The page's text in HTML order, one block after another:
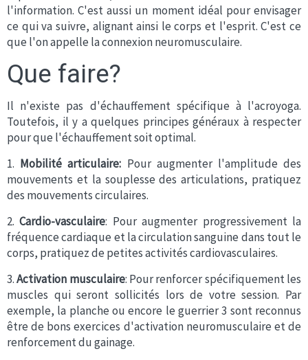
l'information. C'est aussi un moment idéal pour envisager
ce qui va suivre, alignant ainsi le corps et l'esprit. C'est ce
que l'on appelle la connexion neuromusculaire.
Que faire?
Il n'existe pas d'échauffement spécifique à l'acroyoga.
Toutefois, il y a quelques principes généraux à respecter
pour que l'échauffement soit optimal.
1. Mobilité articulaire: Pour augmenter l'amplitude des
mouvements et la souplesse des articulations, pratiquez
des mouvements circulaires.
2.Cardio-vasculaire: Pour augmenter progressivement la
fréquence cardiaque et la circulation sanguine dans tout le
corps, pratiquez de petites activités cardiovasculaires.
3.Activation musculaire: Pour renforcer spécifiquement les
muscles qui seront sollicités lors de votre session. Par
exemple, la planche ou encore le guerrier 3 sont reconnus
être de bons exercices d'activation neuromusculaire et de
renforcement du gainage.